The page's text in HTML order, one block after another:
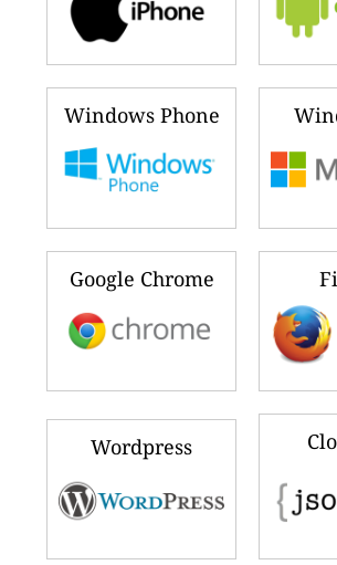
Windows Phone
Google Chrome
Wordpress